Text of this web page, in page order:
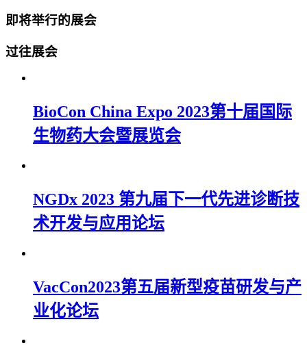
即将举行的展会
过往展会
BioCon China Expo 2023第十届国际
生物药大会暨展览会
NGDx 2023 第九届下一代先进诊断技
术开发与应用论坛
VacCon2023第五届新型疫苗研发与产
业化论坛